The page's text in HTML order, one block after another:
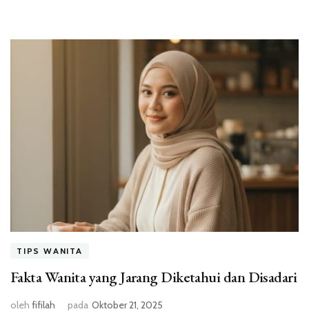
TIPS WANITA
Fakta Wanita yang Jarang Diketahui dan Disadari
oleh fifilah pada Oktober 21, 2025